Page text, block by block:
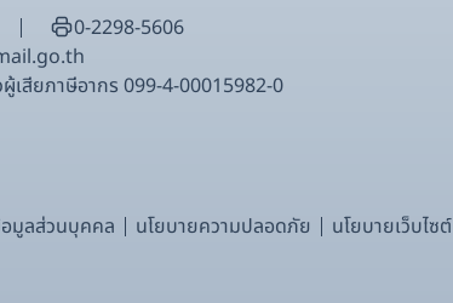
0-2298-5606
เสียภาษีอากร 099-4-00015982-0
มูลส่วนบุคคล นโยบายความปลอดภัย นโยบายเว็บไซต์